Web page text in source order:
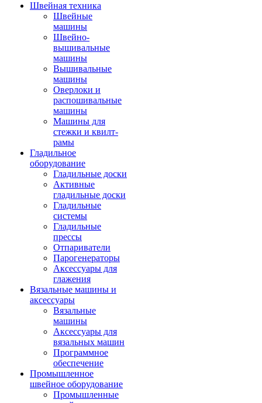
Швейная техника
Швейные
машины
Швейно-
вышивальные
машины
Вышивальные
машины
Оверлоки и
распошивальные
машины
Машины для
стежки и квилт-
рамы
Гладильное
оборудование
Гладильные доски
Активные
гладильные доски
Гладильные
системы
Гладильные
прессы
Отпариватели
Парогенераторы
Аксессуары для
глажения
Вязальные машины и
аксессуары
Вязальные
машины
Аксессуары для
вязальных машин
Программное
обеспечение
Промышленное
швейное оборудование
Промышленные